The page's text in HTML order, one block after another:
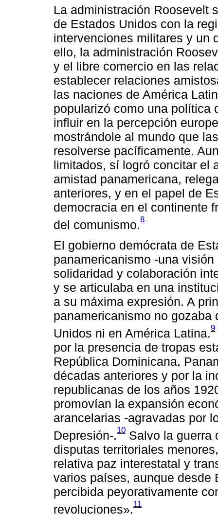
La administración Roosevelt
de Estados Unidos con la
intervenciones militares y un
ello, la administración
y el libre comercio en las
establecer relaciones
las naciones de América
popularizó como una política
influir en la percepción
mostrándole al mundo que
resolverse pacíficamente.
limitados, sí logró concitar el
amistad panamericana,
anteriores, y en el papel de
democracia en el continente
del comunismo.8
El gobierno demócrata de
panamericanismo -una
solidaridad y colaboración
y se articulaba en una
a su máxima expresión. A
panamericanismo no
Unidos ni en América Latina.9
por la presencia de tropas
República Dominicana,
décadas anteriores y por la
republicanas de los años
promovían la expansión
arancelarias -agravadas por
Depresión-.10 Salvo la guerra
disputas territoriales
relativa paz interestatal y
varios países, aunque desde
percibida peyorativamente
revoluciones».11